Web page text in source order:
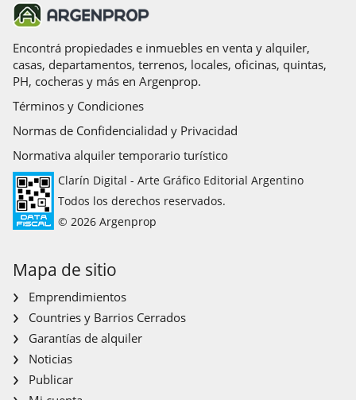
Encontrá propiedades e inmuebles en venta y alquiler,
casas, departamentos, terrenos, locales, oficinas, quintas,
PH, cocheras y más en Argenprop.
Términos y Condiciones
Normas de Confidencialidad y Privacidad
Normativa alquiler temporario turístico
Clarín Digital - Arte Gráfico Editorial Argentino
Todos los derechos reservados.
© 2026 Argenprop
Mapa de sitio
Emprendimientos
Countries y Barrios Cerrados
Garantías de alquiler
Noticias
Publicar